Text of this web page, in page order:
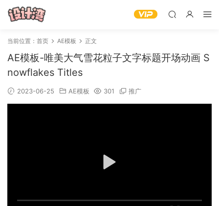
当前位置： 首页 AE模板 正文
AE模板-唯美大气雪花粒子文字标题开场动画 S
nowflakes Titles
2023-06-25 AE模板 301 推广